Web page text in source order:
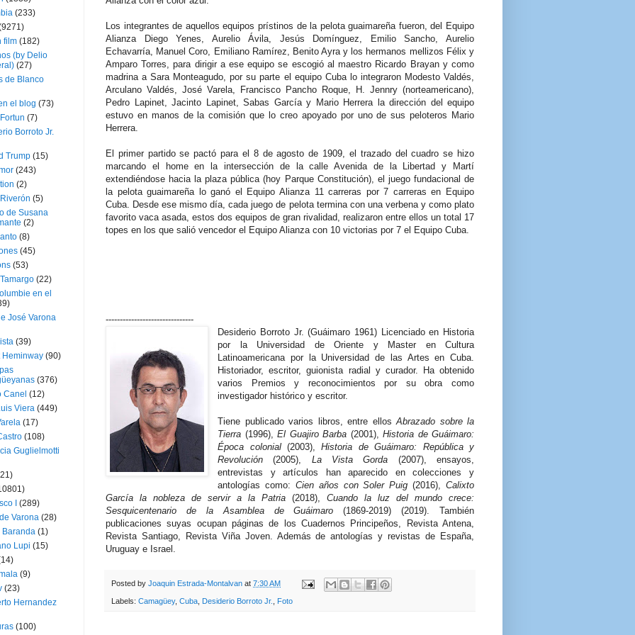
Los integrantes de aquellos equipos prístinos de la pelota guaimareña fueron, del Equipo
Alianza Diego Yenes, Aurelio Ávila, Jesús Domínguez, Emilio Sancho, Aurelio
Echavarría, Manuel Coro, Emiliano Ramírez, Benito Ayra y los hermanos mellizos Félix y
Amparo Torres, para dirigir a ese equipo se escogió al maestro Ricardo Brayan y como
madrina a Sara Monteagudo, por su parte el equipo Cuba lo integraron Modesto Valdés,
Arculano Valdés, José Varela, Francisco Pancho Roque, H. Jennry (norteamericano),
Pedro Lapinet, Jacinto Lapinet, Sabas García y Mario Herrera la dirección del equipo
estuvo en manos de la comisión que lo creo apoyado por uno de sus peloteros Mario
Herrera.
El primer partido se pactó para el 8 de agosto de 1909, el trazado del cuadro se hizo
marcando el home en la intersección de la calle Avenida de la Libertad y Martí
extendiéndose hacia la plaza pública (hoy Parque Constitución), el juego fundacional de
la pelota guaimareña lo ganó el Equipo Alianza 11 carreras por 7 carreras en Equipo
Cuba. Desde ese mismo día, cada juego de pelota termina con una verbena y como plato
favorito vaca asada, estos dos equipos de gran rivalidad, realizaron entre ellos un total 17
topes en los que salió vencedor el Equipo Alianza con 10 victorias por 7 el Equipo Cuba.
-------------------------------
Desiderio Borroto Jr. (Guáimaro 1961) Licenciado en Historia
por la Universidad de Oriente y Master en Cultura
Latinoamericana por la Universidad de las Artes en Cuba.
Historiador, escritor, guionista radial y curador. Ha obtenido
varios Premios y reconocimientos por su obra como
investigador histórico y escritor.
Tiene publicado varios libros, entre ellosAbrazado sobre la
Tierra (1996),El Guajiro Barba (2001),Historia de Guáimaro:
Época colonial(2003),Historia de Guáimaro: República y
Revolución (2005), La Vista Gorda (2007), ensayos,
entrevistas y artículos han aparecido en colecciones y
antologías como: Cien años con Soler Puig (2016), Calixto
García la nobleza de servir a la Patria (2018), Cuando la luz del mundo crece:
Sesquicentenario de la Asamblea de Guáimaro (1869-2019) (2019). También
publicaciones suyas ocupan páginas de los Cuadernos Principeños, Revista Antena,
Revista Santiago, Revista Viña Joven. Además de antologías y revistas de España,
Uruguay e Israel.
Posted by Joaquin Estrada-Montalvan at 7:30 AM
Labels: Camagüey, Cuba Desiderio Borroto Jr. Foto
(233)
film (182)
(by Delio
(27)
de Blanco
el blog (73)
(7)
Borroto Jr.
Trump (15)
(243)
(2)
(5)
de Susana
(2)
(8)
(45)
(53)
(22)
en el
José Varona
(39)
Heminway (90)
(376)
Canel (12)
Viera (449)
(17)
(108)
Guglielmotti
I
(289)
Varona (28)
Baranda (1)
Lupi (15)
(9)
(23)
Hernandez
(100)